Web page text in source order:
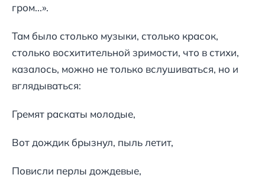
гром...».
Там было столько музыки, столько красок,
столько восхитительной зримости, что в стихи,
казалось, можно не только вслушиваться, но и
вглядываться:
Гремят раскаты молодые,
Вот дождик брызнул, пыль летит,
Повисли перлы дождевые,